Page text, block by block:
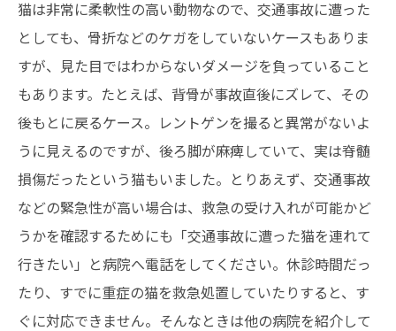
猫は非常に柔軟性の高い動物なので、交通事故に遭った
としても、骨折などのケガをしていないケースもありま
すが、見た目ではわからないダメージを負っていること
もあります。たとえば、背骨が事故直後にズレて、その
後もとに戻るケース。レントゲンを撮ると異常がないよ
うに見えるのですが、後ろ脚が麻痺していて、実は脊髄
損傷だったという猫もいました。とりあえず、交通事故
などの緊急性が高い場合は、救急の受け入れが可能かど
うかを確認するためにも「交通事故に遭った猫を連れて
行きたい」と病院へ電話をしてください。休診時間だっ
たり、すでに重症の猫を救急処置していたりすると、す
ぐに対応できません。そんなときは他の病院を紹介して